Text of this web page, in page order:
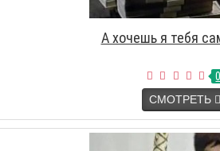
А хочешь я тебя
0
СМОТРЕТЬ